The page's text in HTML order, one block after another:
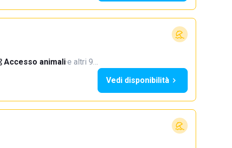
Accesso animali·e altri 9…
Vedi disponibilità